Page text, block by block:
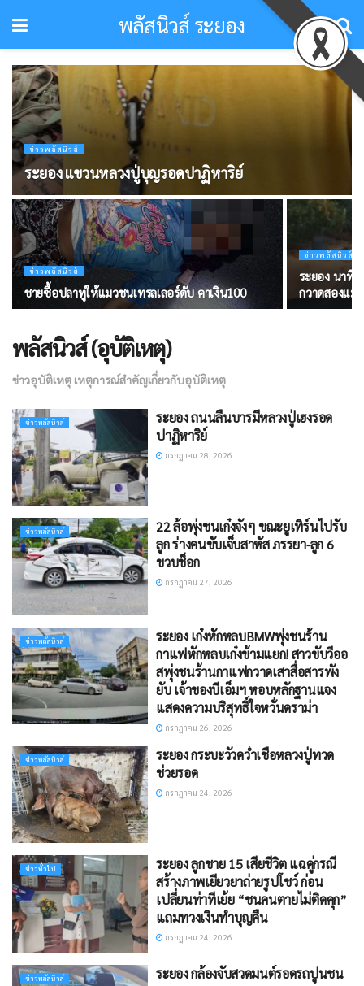
พลัสนิวส์ ระยอง
ข่าวพลัสนิวส์
ระยอง ​แขวนหลวงปู่บุญรอดปาฏิหาริย์
ข่าวพลัสนิวส์
ชายซื้อปลาทูให้แมวชนเทรลเลอร์ดับ คาเงิน100
ข่าวพลัสนิวส์
ระยอง นาทีเ
กวาดสองแม่
พลัสนิวส์ (อุบัติเหตุ)
ข่าวอุบัติเหตุ เหตุการณ์สำคัญเกี่ยวกับอุบัติเหตุ
ข่าวพลัสนิวส์
ระยอง ถนนลื่นบารมีหลวงปู่เฮงรอด
ปาฏิหาริย์
กรกฎาคม 28, 2026
ข่าวพลัสนิวส์
22 ล้อพุ่งชนเก๋งจังๆ ขณะยูเทิร์นไปรับ
ลูก ร่างคนขับเจ็บสาหัส ภรรยา-ลูก 6
ขวบช็อก
กรกฎาคม 27, 2026
ข่าวพลัสนิวส์
ระยอง เก๋งหักหลบBMWพุ่งชนร้าน
กาแฟ​หักหลบเก๋งข้ามแยก! สาวขับวีออ
สพุ่งชนร้านกาแฟกวาดเสาสื่อสารพัง
ยับ เจ้าของบีเอ็มฯ หอบหลักฐานแจง
แสดงความบริสุทธิ์ใจหวั่นดราม่า
กรกฎาคม 26, 2026
ข่าวพลัสนิวส์
ระยอง กระบะวัวคว่ำเชื่อหลวงปู่ทวด
ช่วยรอด​
กรกฎาคม 24, 2026
ข่าวทั่วไป
ระยอง ลูกชาย 15 เสียชีวิต แฉคู่กรณี
สร้างภาพเยียวยาถ่ายรูปโชว์ ก่อน
เปลี่ยนท่าทีเย้ย “ชนคนตายไม่ติดคุก”
แถมทวงเงินทำบุญคืน
กรกฎาคม 24, 2026
ข่าวพลัสนิวส์ ระยอง กล้องจับสวดมนต์รอดรถปูนชน